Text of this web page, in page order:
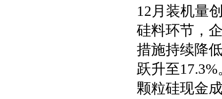
12月装机量
硅料环节，
措施持续降
跃升至
颗粒硅现金